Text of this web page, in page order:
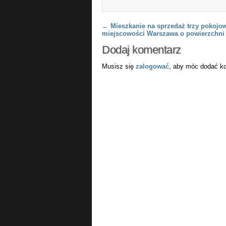
Post navigation
← Mieszkanie na sprzedaż trzy
miejscowości Warszawa o powierzchni
Dodaj komentarz
Musisz się zalogować, aby móc dodać